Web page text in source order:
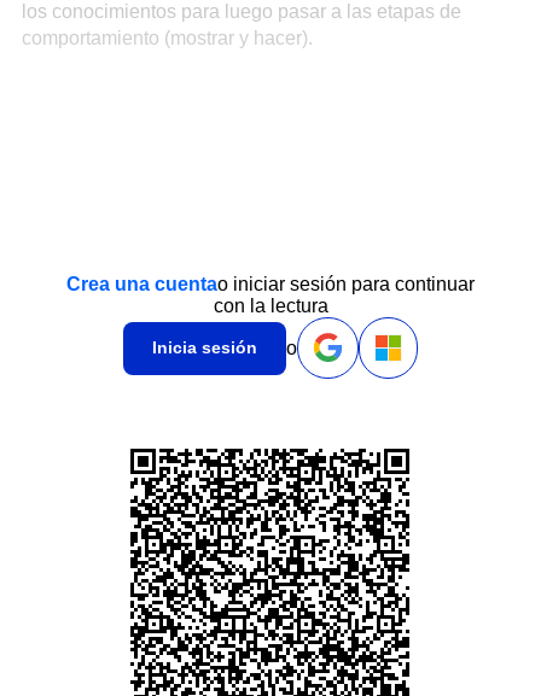
los conocimientos para luego pasar a las etapas de
comportamiento (mostrar y hacer).
Crea una cuentao iniciar sesión para continuar
con la lectura
Inicia sesión o